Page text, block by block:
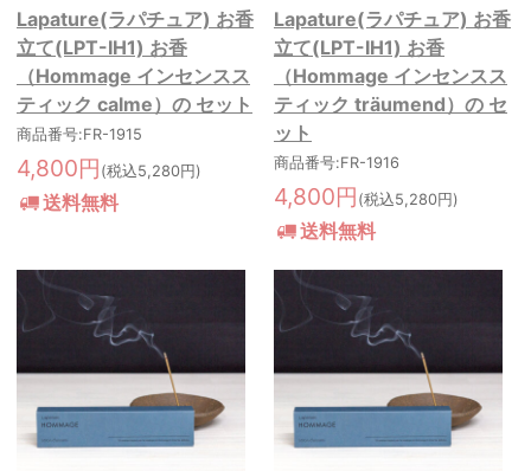
Lapature(ラパチュア) お香
立て(LPT-IH1) お香
（Hommage インセンスス
ティック calme）の セット
商品番号:FR-1915
4,800円 (税込5,280円)
送料無料
Lapature(ラパチュア) お香
立て(LPT-IH1) お香
（Hommage インセンスス
ティック träumend）の セ
ット
商品番号:FR-1916
4,800円 (税込5,280円)
送料無料